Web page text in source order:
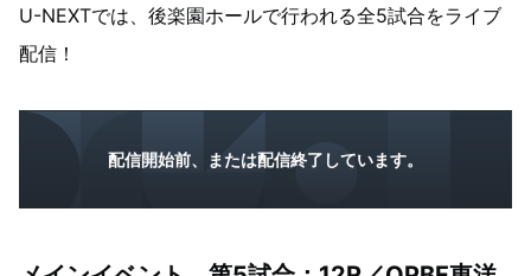
U-NEXTでは、後楽園ホールで行われる全5試合をライブ
配信！
配信開始前、または配信終了しています。